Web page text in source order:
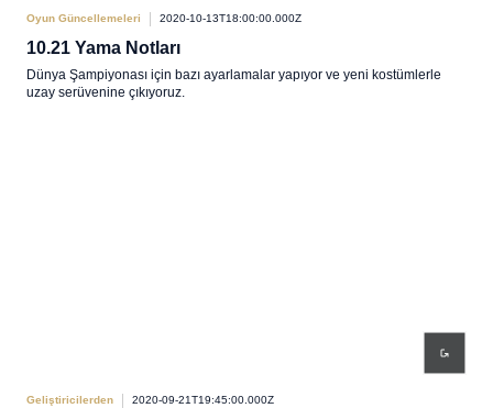
Oyun Güncellemeleri 2020-10-13T18:00:00.000Z
10.21 Yama Notları
Dünya Şampiyonası için bazı ayarlamalar yapıyor ve yeni kostümlerle
uzay serüvenine çıkıyoruz.
Geliştiricilerden 2020-09-21T19:45:00.000Z